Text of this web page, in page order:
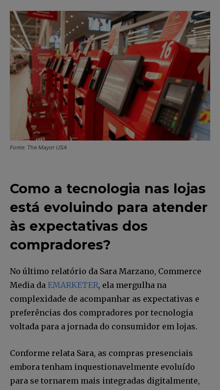
Fonte: The Mayor USA
Como a tecnologia nas lojas
está evoluindo para atender
às expectativas dos
compradores?
No último relatório da Sara Marzano, Commerce
Media da EMARKETER, ela mergulha na
complexidade de acompanhar as expectativas e
preferências dos compradores por tecnologia
voltada para a jornada do consumidor em lojas.
Conforme relata Sara, as compras presenciais
embora tenham inquestionavelmente evoluído
para se tornarem mais integradas digitalmente,